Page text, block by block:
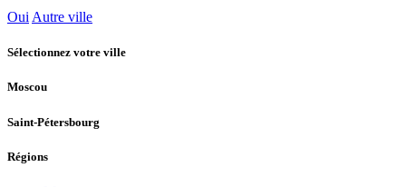
Oui Autre ville
Sélectionnez votre ville
Moscou
Saint-Pétersbourg
Régions